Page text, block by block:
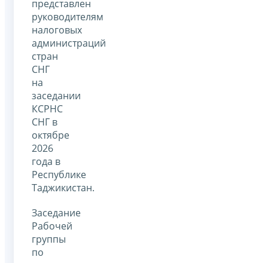
представлен
руководителям
налоговых
администраций
стран
СНГ
на
заседании
КСРНС
СНГ в
октябре
2026
года в
Республике
Таджикистан.
Заседание
Рабочей
группы
по